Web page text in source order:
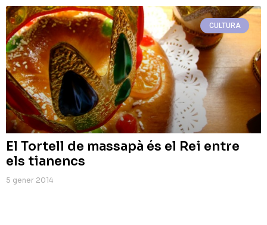
CULTURA
El Tortell de massapà és el Rei entre
els tianencs
5 gener 2014